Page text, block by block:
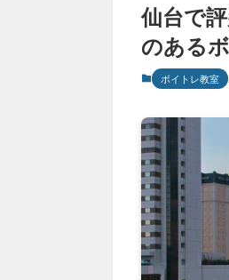
仙台で
のある
ボイトレ教室